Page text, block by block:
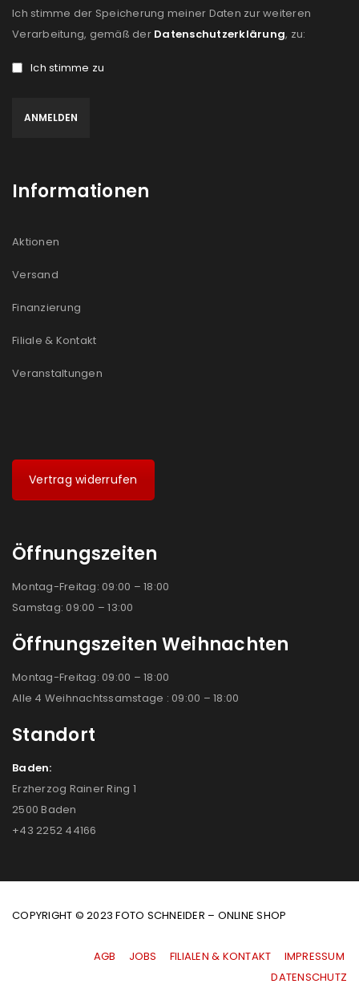
E-Mail-Adresse*
deine E-Mail-Adresse gesendet.
Please select all the ways you would like to hear from
akzeptiere die
Ich stimme der Speicherung meiner Daten zur weiteren
Verarbeitung, gemäß der Datenschutzerklärung, zu:
Ich stimme zu
Informationen
Aktionen
Versand
Finanzierung
Filiale & Kontakt
Veranstaltungen
Vertrag widerrufen
Öffnungszeiten
Montag-Freitag: 09:00 – 18:00
Samstag: 09:00 – 13:00
Öffnungszeiten Weihnachten
Montag-Freitag: 09:00 – 18:00
Alle 4 Weihnachtssamstage : 09:00 – 18:00
Standort
Baden:
Erzherzog Rainer Ring 1
2500 Baden
+43 2252 44166
COPYRIGHT © 2023 FOTO SCHNEIDER – ONLINE SHOP
AGB JOBS FILIALEN & KONTAKT
IMPRESSUM
|DATENSCHUTZ